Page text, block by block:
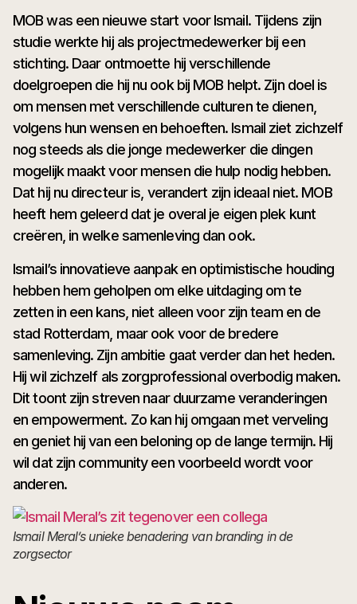
MOB was een nieuwe start voor Ismail. Tijdens zijn
studie werkte hij als projectmedewerker bij een
stichting. Daar ontmoette hij verschillende
doelgroepen die hij nu ook bij MOB helpt. Zijn doel is
om mensen met verschillende culturen te dienen,
volgens hun wensen en behoeften. Ismail ziet zichzelf
nog steeds als die jonge medewerker die dingen
mogelijk maakt voor mensen die hulp nodig hebben.
Dat hij nu directeur is, verandert zijn ideaal niet. MOB
heeft hem geleerd dat je overal je eigen plek kunt
creëren, in welke samenleving dan ook.
Ismail’s innovatieve aanpak en optimistische houding
hebben hem geholpen om elke uitdaging om te
zetten in een kans, niet alleen voor zijn team en de
stad Rotterdam, maar ook voor de bredere
samenleving. Zijn ambitie gaat verder dan het heden.
Hij wil zichzelf als zorgprofessional overbodig maken.
Dit toont zijn streven naar duurzame veranderingen
en empowerment. Zo kan hij omgaan met verveling
en geniet hij van een beloning op de lange termijn. Hij
wil dat zijn community een voorbeeld wordt voor
anderen.
Ismail Meral’s unieke benadering van branding in de
zorgsector